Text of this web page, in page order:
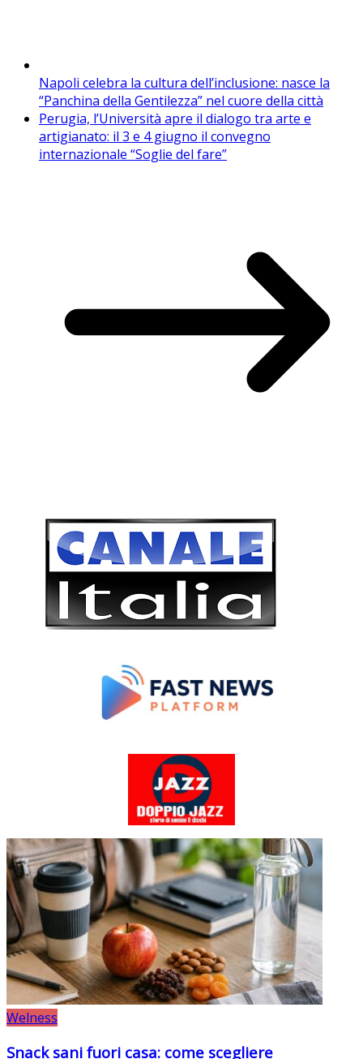
Napoli celebra la cultura dell’inclusione: nasce la
“Panchina della Gentilezza” nel cuore della città
Perugia, l’Università apre il dialogo tra arte e
artigianato: il 3 e 4 giugno il convegno
internazionale “Soglie del fare”
Welness
Snack sani fuori casa: come scegliere